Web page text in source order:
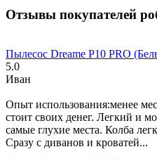
Отзывы покупателей
Пылесос Dreame P10 PRO
5.0
Иван
Опыт использования:менее
стоит своих денег. Легкий и
самые глухие места. Колба
Сразу с диванов и кроватей...